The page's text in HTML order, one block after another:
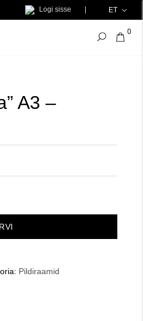
Logi sisse ET
0
A3 –
Pildiraamid